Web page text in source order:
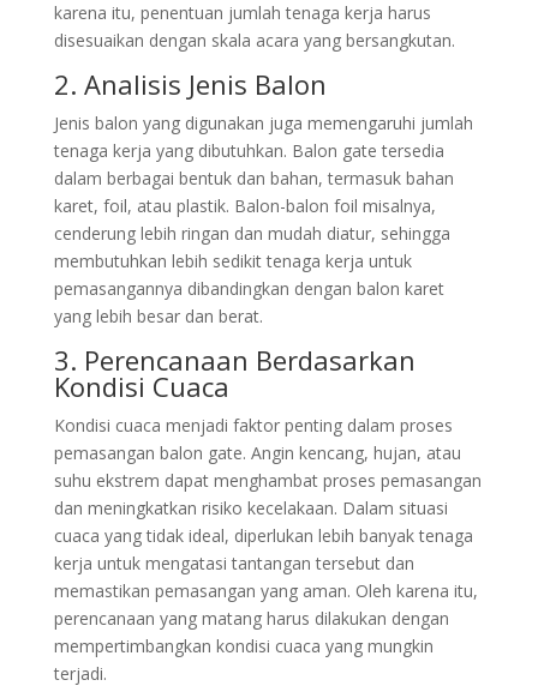
karena itu, penentuan jumlah tenaga kerja harus
disesuaikan dengan skala acara yang bersangkutan.
2. Analisis Jenis Balon
Jenis balon yang digunakan juga memengaruhi jumlah
tenaga kerja yang dibutuhkan. Balon gate tersedia
dalam berbagai bentuk dan bahan, termasuk bahan
karet, foil, atau plastik. Balon-balon foil misalnya,
cenderung lebih ringan dan mudah diatur, sehingga
membutuhkan lebih sedikit tenaga kerja untuk
pemasangannya dibandingkan dengan balon karet
yang lebih besar dan berat.
3. Perencanaan Berdasarkan
Kondisi Cuaca
Kondisi cuaca menjadi faktor penting dalam proses
pemasangan balon gate. Angin kencang, hujan, atau
suhu ekstrem dapat menghambat proses pemasangan
dan meningkatkan risiko kecelakaan. Dalam situasi
cuaca yang tidak ideal, diperlukan lebih banyak tenaga
kerja untuk mengatasi tantangan tersebut dan
memastikan pemasangan yang aman. Oleh karena itu,
perencanaan yang matang harus dilakukan dengan
mempertimbangkan kondisi cuaca yang mungkin
terjadi.